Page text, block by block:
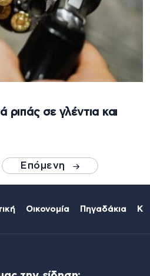
ριπάς σε γλέντια και
Επόμενη
Οικονομία Πηγαδάκια